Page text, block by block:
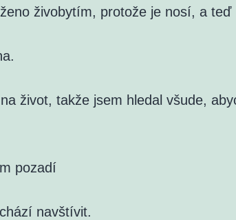
živobytím, protože je nosí, a teď
život, takže jsem hledal všude,
pozadí
navštívit.